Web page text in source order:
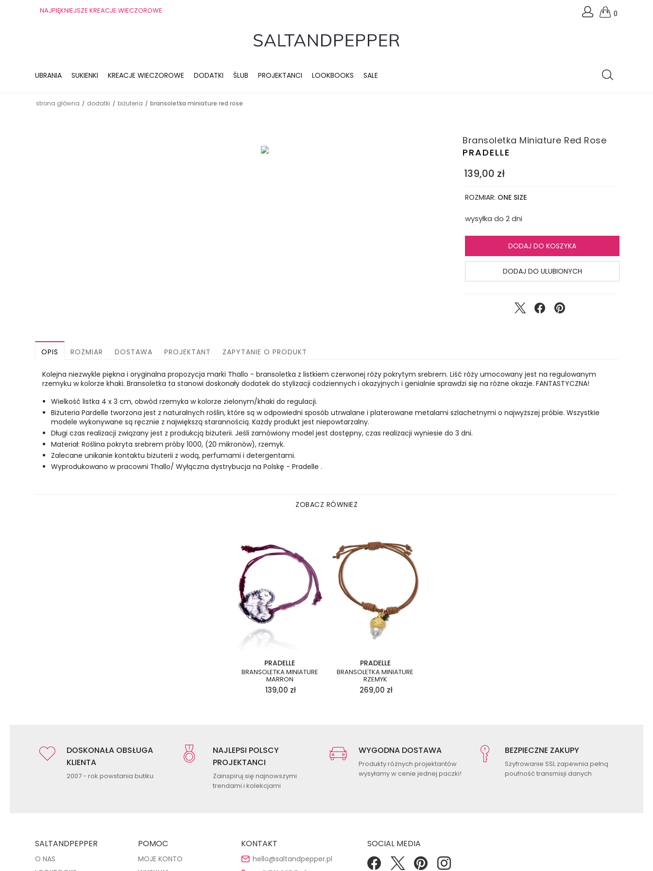
NAJPIĘKNIEJSZE KREACJE WIECZOROWE 0
UBRANIA SUKIENKI KREACJE WIECZOROWE DODATKI ŚLUB PROJEKTANCI LOOKBOOKS SALE
strona główna / dodatki / biżuteria / bransoletka miniature red rose
Bransoletka Miniature Red Rose
PRADELLE
139,00 zł
ROZMIAR: ONE SIZE
wysyłka do 2 dni
DODAJ DO KOSZYKA
DODAJ DO ULUBIONYCH
OPIS ROZMIAR DOSTAWA PROJEKTANT ZAPYTANIE O PRODUKT
Kolejna niezwykle piękna i oryginalna propozycja marki Thallo - bransoletka z listkiem czerwonej róży pokrytym srebrem. Liść róży umocowany jest na regulowanym
rzemyku w kolorze khaki. Bransoletka ta stanowi doskonały dodatek do stylizacji codziennych i okazyjnych i genialnie sprawdzi się na różne okazje. FANTASTYCZNA!
Wielkość listka 4 x 3 cm, obwód rzemyka w kolorze zielonym/khaki do regulacji.
Biżuteria Pardelle tworzona jest z naturalnych roślin, które są w odpowiedni sposób utrwalane i platerowane metalami szlachetnymi o najwyższej próbie. Wszystkie
modele wykonywane są ręcznie z największą starannością. Każdy produkt jest niepowtarzalny.
Długi czas realizacji związany jest z produkcją biżuterii. Jeśli zamówiony model jest dostępny, czas realizacji wyniesie do 3 dni.
Materiał: Roślina pokryta srebrem próby 1000, (20 mikronów), rzemyk.
Zalecane unikanie kontaktu biżuterii z wodą, perfumami i detergentami.
Wyprodukowano w pracowni Thallo/ Wyłączna dystrybucja na Polskę - Pradelle .
ZOBACZ RÓWNIEŻ
PRADELLE
BRANSOLETKA MINIATURE
MARRON
139,00 zł
PRADELLE
BRANSOLETKA MINIATURE
RZEMYK
269,00 zł
DOSKONAŁA OBSŁUGA
KLIENTA
2007 - rok powstania butiku
NAJLEPSI POLSCY
PROJEKTANCI
Zainspiruj się najnowszymi
trendami i kolekcjami
WYGODNA DOSTAWA
Produkty różnych projektantów
wysyłamy w cenie jednej paczki!
BEZPIECZNE ZAKUPY
Szyfrowanie SSL zapewnia pełną
poufność transmisji danych
SALTANDPEPPER
O NAS
POMOC
MOJE KONTO
KONTAKT
hello@saltandpepper.pl
SOCIAL MEDIA